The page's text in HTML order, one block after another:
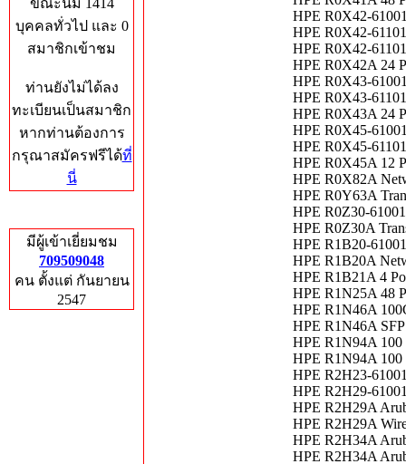
ขณะนี้มี 1414
บุคคลทั่วไป และ 0
สมาชิกเข้าชม
ท่านยังไม่ได้ลง
ทะเบียนเป็นสมาชิก
หากท่านต้องการ
กรุณาสมัครฟรีได้ที่
นี่
มีผู้เข้าเยี่ยมชม
709509048
คน ตั้งแต่ กันยายน
2547
HPE R0X42-
HPE R0X42-
HPE R0X42-
HPE R0X42A 24
HPE R0X43-
HPE R0X43-
HPE R0X43A 24
HPE R0X45-
HPE R0X45-
HPE R0X45A 12
HPE R0X82A
HPE R0Y63A
HPE R0Z30-
HPE R0Z30A
HPE R1B20-
HPE R1B20A
HPE R1B21A 4
HPE R1N25A 48
HPE R1N46A
HPE R1N46A
HPE R1N94A 100
HPE R1N94A 100
HPE R2H23-
HPE R2H29-
HPE R2H29A
HPE R2H29A
HPE R2H34A
HPE R2H34A